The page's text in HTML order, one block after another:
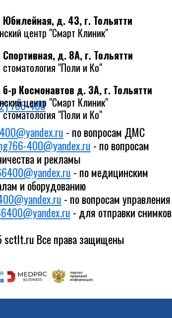
766-400
- по вопросам ДМС
400@yandex.ru - по вопросам
и рекламы
- по медицинским
и оборудованию
- по вопросам управления
- для отправки снимков
Все права защищены
Юбилейная, д. 43, г. Тольятти
центр "Смарт Клиник"
д. 8А, г. Тольятти
"Поли и Ко"
р Космонавтов д. 3А, г. Тольятти
центр "Смарт Клиник"
"Поли и Ко"